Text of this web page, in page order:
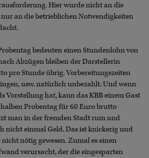
Hier wurde nicht an die
an die betrieblichen Notwendigkeiten
bedeuten einen Stundenlohn von
Abzügen bleiben der Darstellerin
pro Stunde übrig. Vorbereitungszeiten
usw. natürlich unbezahlt. Und wenn
Vorstellung hat, kann das KBB einem Gast
Probentag für 60 Euro brutto
man in der fremden Stadt rum und
nicht einmal Geld. Das ist knickerig und
nötig gewesen. Zumal es einen
verursacht, der die eingesparten